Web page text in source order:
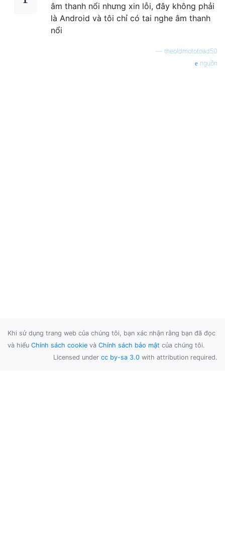
âm thanh nổi nhưng xin lỗi, đây không phải
là Android và tôi chỉ có tai nghe âm thanh
nổi
theoldmototoad50
nguồn
Khi sử dụng trang web của chúng tôi, bạn xác nhận rằng bạn đã đọc
và hiểu Chính sách cookie và Chính sách bảo mật của chúng tôi.
Licensed under cc by-sa 3.0 with attribution required.